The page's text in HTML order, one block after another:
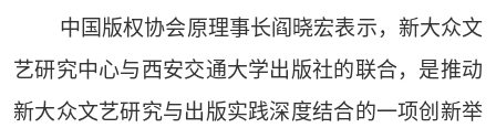
中国版权协会原理事长阎晓宏表示，新大众文
艺研究中心与西安交通大学出版社的联合，是推动
新大众文艺研究与出版实践深度结合的一项创新举